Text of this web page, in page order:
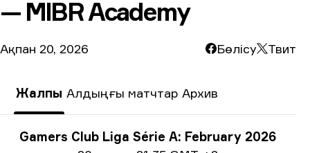
— MIBR Academy
Ақпан 20, 2026 Бөлісу Твит
Жалпы Алдыңғы матчтар Архив
Турнир туралы ақпарат
Gamers Club Liga Série A: February 2026